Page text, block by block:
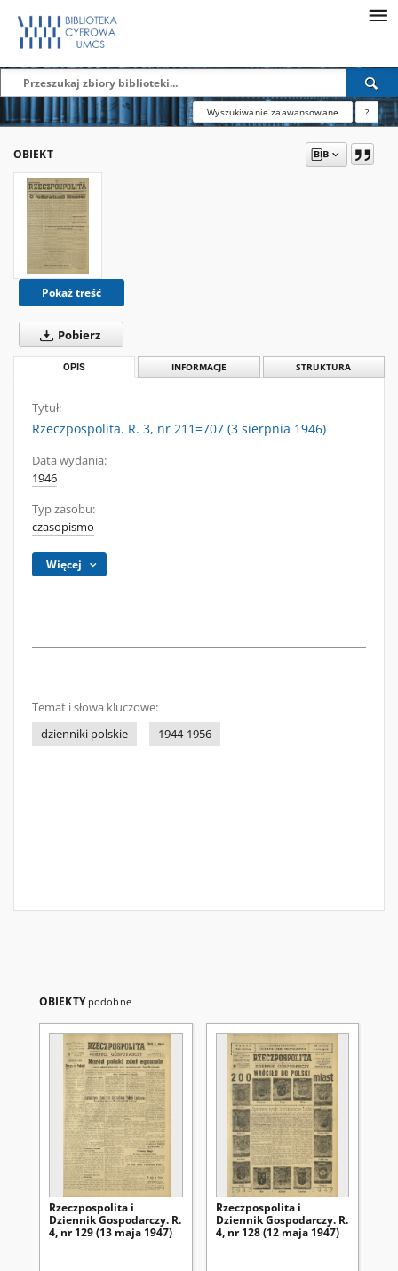
Wyszukiwanie zaawansowane ?
OBIEKT
Pokaż treść
Pobierz
OPIS INFORMACJE STRUKTURA
Tytuł:
Rzeczpospolita. R. 3, nr 211=707 (3 sierpnia 1946)
Data wydania:
1946
Typ zasobu:
czasopismo
Więcej
Temat i słowa kluczowe:
dzienniki polskie
1944-1956
OBIEKTY podobne
Rzeczpospolita i
Dziennik Gospodarczy. R.
4, nr 129 (13 maja 1947)
Rzeczpospolita i
Dziennik Gospodarczy. R.
4, nr 128 (12 maja 1947)